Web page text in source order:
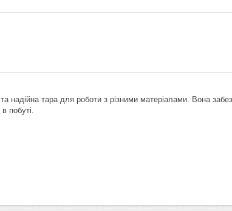
тара для роботи з різними матеріалами. Вона
побуті.